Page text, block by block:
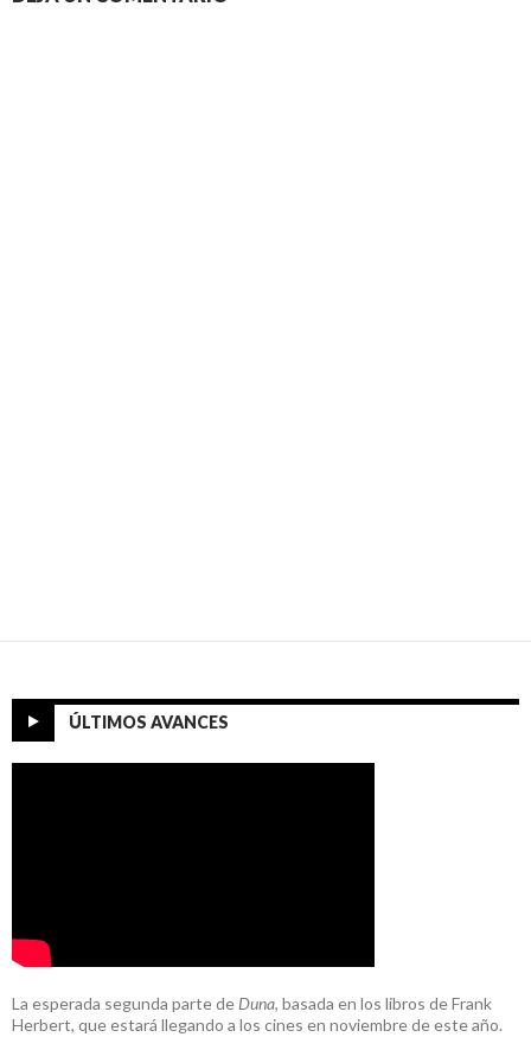
ÚLTIMOS AVANCES
La esperada segunda parte de Duna, basada en los libros de Frank
Herbert, que estará llegando a los cines en noviembre de este año.